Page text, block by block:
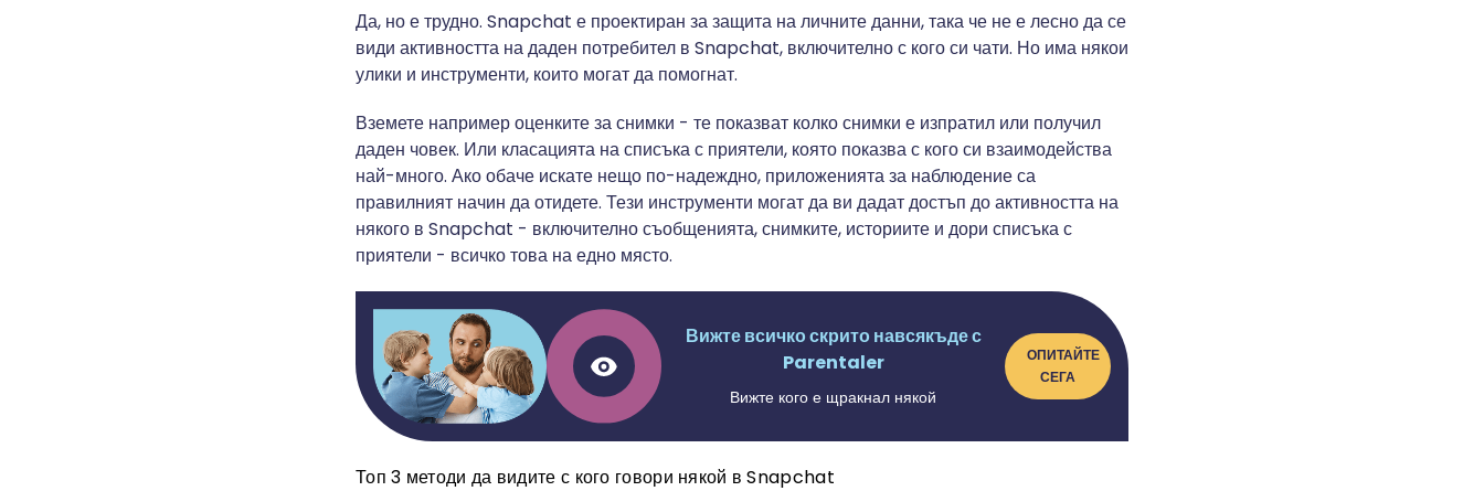
Да, но е трудно. Snapchat е проектиран за защита на личните данни, така че не е лесно да се
види активността на даден потребител в Snapchat, включително с кого си чати. Но има някои
улики и инструменти, които могат да помогнат.
Вземете например оценките за снимки - те показват колко снимки е изпратил или получил
даден човек. Или класацията на списъка с приятели, която показва с кого си взаимодейства
най-много. Ако обаче искате нещо по-надеждно, приложенията за наблюдение са
правилният начин да отидете. Тези инструменти могат да ви дадат достъп до активността на
някого в Snapchat - включително съобщенията, снимките, историите и дори списъка с
приятели - всичко това на едно място.
Вижте всичко скрито навсякъде с
Parentaler
Вижте кого е щракнал някой
ОПИТАЙТЕ
СЕГА
Топ 3 методи да видите с кого говори някой в Snapchat